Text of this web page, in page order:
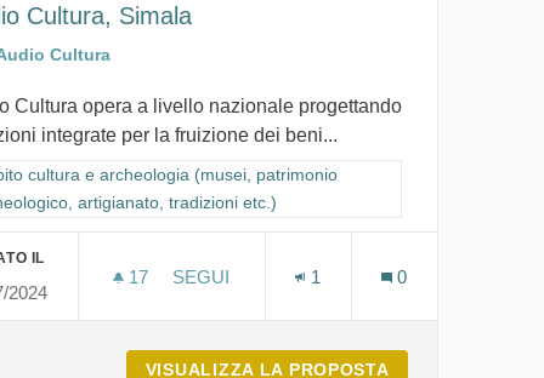
archeologico, artigianato, tradizioni etc.)
E BENI CUTURALI
ARCHEOLOGIA E BENI CUTURALI
Cultura, Simala
Cultura
Cultura opera a livello nazionale progettando
integrate per la fruizione dei beni...
i risultati per categoria: Ambito cultura e archeologia (musei,
cultura e archeologia (musei, patrimonio
artigianato, tradizioni etc.)
IL
2024
17 17 SOSTENITORI
SEGUI
1 0
VISUALIZZA LA PROPOSTA